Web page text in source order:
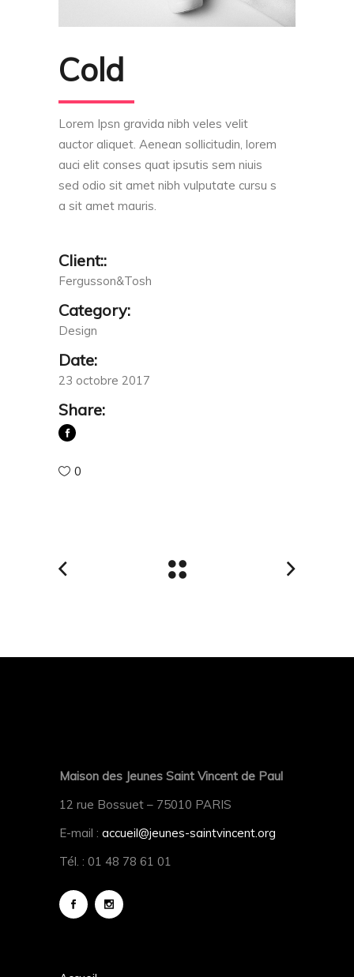
Cold
Lorem Ipsn gravida nibh veles velit
auctor aliquet. Aenean sollicitudin, lorem
auci elit conses quat ipsutis sem niuis
sed odio sit amet nibh vulputate cursu s
a sit amet mauris.
Client::
Fergusson&Tosh
Category:
Design
Date:
23 octobre 2017
Share:
0
Maison des Jeunes Saint Vincent de Paul
12 rue Bossuet – 75010 PARIS
E-mail : accueil@jeunes-saintvincent.org
Tél. : 01 48 78 61 01